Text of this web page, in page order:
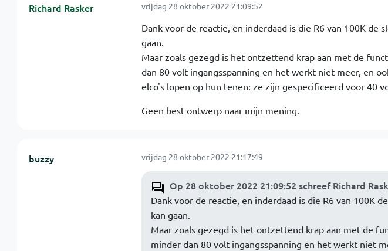
Richard Rasker vrijdag 28 oktober 2022 21:09:52
Dank voor de reactie, en inderdaad is die R6 van 100K de
gaan.
Maar zoals gezegd is het ontzettend krap aan met de
dan 80 volt ingangsspanning en het werkt niet meer, en
elco's lopen op hun tenen: ze zijn gespecificeerd voor 40
Geen best ontwerp naar mijn mening.
buzzy vrijdag 28 oktober 2022 21:17:49
Op 28 oktober 2022 21:09:52 schreef Richard
Dank voor de reactie, en inderdaad is die R6 van 100K
kan gaan.
Maar zoals gezegd is het ontzettend krap aan met de
minder dan 80 volt ingangsspanning en het werkt niet